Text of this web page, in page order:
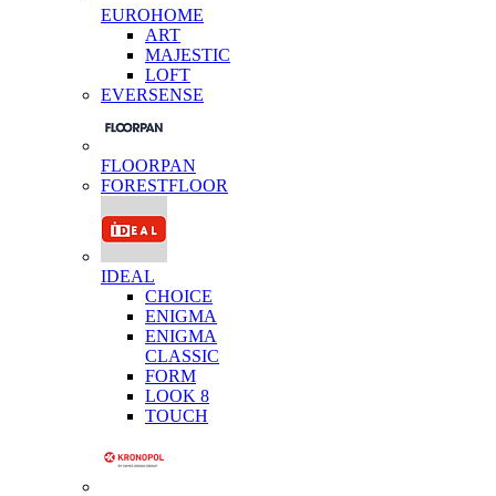
EUROHOME
ART
MAJESTIC
LOFT
EVERSENSE
FLOORPAN
FORESTFLOOR
IDEAL
CHOICE
ENIGMA
ENIGMA
CLASSIC
FORM
LOOK 8
TOUCH